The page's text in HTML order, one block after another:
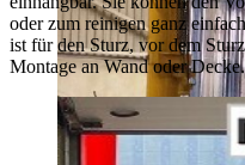
oder zum reinigen ganz
ist für den Sturz, vor dem
Montage an Wand oder Decke.